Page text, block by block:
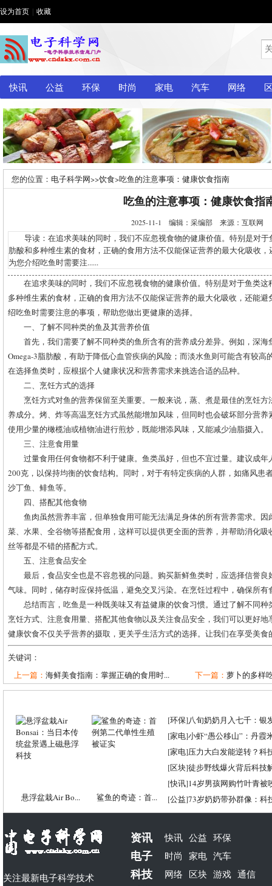
设为首页 收藏
快讯 公益 环保 时尚 家电 汽车 网络
您的位置： 电子科学网>>饮食>吃鱼的注意事项：健康饮食指南
吃鱼的注意事项：健康饮食指
2025-11-1 编辑：采编部 来源：互联网
导读：在追求美味的同时，我们不应忽视食物的健康价值。特别是对于
肪酸和多种维生素的食材，正确的食用方法不仅能保证营养的最大化吸收
为您介绍吃鱼时需要注......
在追求美味的同时，我们不应忽视食物的健康价值。特别是对于鱼类这
多种维生素的食材，正确的食用方法不仅能保证营养的最大化吸收，还能
绍吃鱼时需要注意的事项，帮助您做出更健康的选择。
一、了解不同种类的鱼及其营养价值
首先，我们需要了解不同种类的鱼所含有的营养成分差异。例如，深
Omega-3脂肪酸，有助于降低心血管疾病的风险；而淡水鱼则可能含有较
在选择鱼类时，应根据个人健康状况和营养需求来挑选合适的品种。
二、烹饪方式的选择
烹饪方式对鱼的营养保留至关重要。一般来说，蒸、煮是最佳的烹饪
养成分。烤、炸等高温烹饪方式虽然能增加风味，但同时也会破坏部分营
使用少量的橄榄油或植物油进行煎炒，既能增添风味，又能减少油脂摄入。
三、注意食用量
过量食用任何食物都不利于健康。鱼类虽好，但也不宜过量。建议成
200克，以保持均衡的饮食结构。同时，对于有特定疾病的人群，如痛风患
沙丁鱼、鲱鱼等。
四、搭配其他食物
鱼肉虽然营养丰富，但单独食用可能无法满足身体的所有营养需求。
菜、水果、全谷物等搭配食用，这样可以提供更全面的营养，并帮助消化
丝等都是不错的搭配方式。
五、注意食品安全
最后，食品安全也是不容忽视的问题。购买新鲜鱼类时，应选择信誉
气味。同时，储存时应保持低温，避免交叉污染。在烹饪过程中，确保所
总结而言，吃鱼是一种既美味又有益健康的饮食习惯。通过了解不同
烹饪方式、注意食用量、搭配其他食物以及关注食品安全，我们可以更好
健康饮食不仅关乎营养的摄取，更关乎生活方式的选择。让我们在享受美
关键词：
上一篇： 海鲜美食指南：掌握正确的食用时... 下一篇： 萝卜的多样
悬浮盆栽Air Bo... 鲨鱼的奇迹：首...
[环保]八旬奶奶月入七千：银
[家电]小虾“愚公移山”：丹霞
[家电]压力大白发能逆转？科
[区块]徒步野线爆火背后科技
[快讯]14岁男孩网购竹叶青被
[公益]73岁奶奶带孙群像：科
关注最新电子科学技术
资讯 快讯 公益 环保
电子 时尚 家电 汽车
科技 网络 区块 游戏 通信